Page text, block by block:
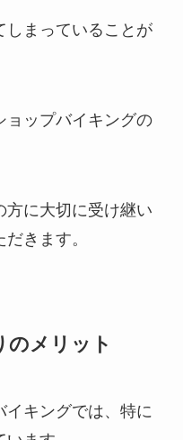
しまっていることが
ョップバイキングの
方に大切に受け継い
きます。
のメリット
イキングでは、特に